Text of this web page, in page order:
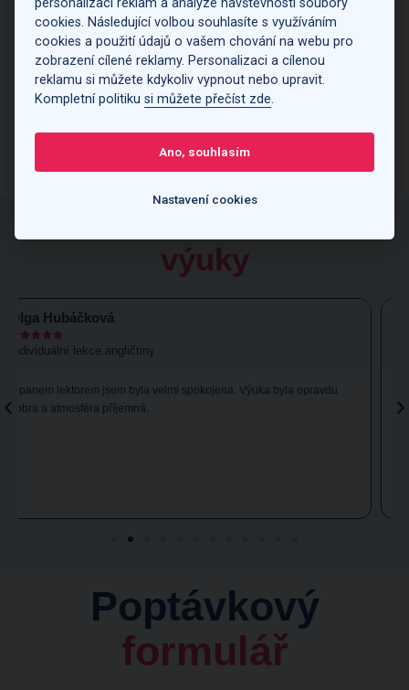
výuky
Milli Konečná
  
Individuální výuka angličtiny
Dobrý den, chtěla bych moc poděkovat za skvělé lekce u Báry
Slunečkové. Je to úžasná lektorka, která opravdu umí angličtinu naučit
Poptávkový
formulář
cookies. Následující volbou souhlasíte s využíváním
cookies a použití údajů o vašem chování na webu pro
zobrazení cílené reklamy. Personalizaci a cílenou
reklamu si můžete kdykoliv vypnout nebo upravit.
Kompletní politikusi můžete přečíst zde.
Ano, souhlasím
Nastavení cookies